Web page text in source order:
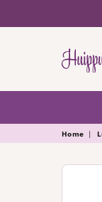
Home |